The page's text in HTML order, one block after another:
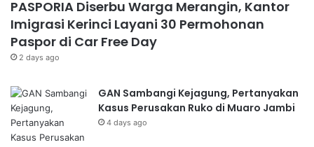
PASPORIA Diserbu Warga Merangin, Kantor
Imigrasi Kerinci Layani 30 Permohonan
Paspor di Car Free Day
2 days ago
GAN Sambangi Kejagung, Pertanyakan
Kasus Perusakan Ruko di Muaro Jambi
4 days ago